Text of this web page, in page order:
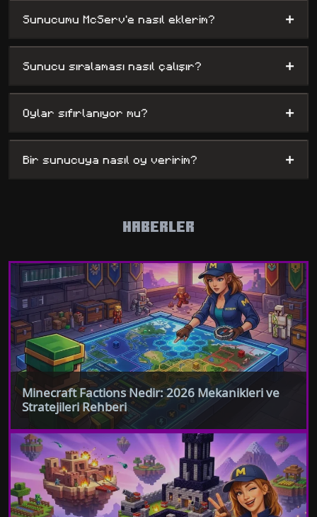
Sunucumu McServ'e nasıl eklerim? +
Sunucu sıralaması nasıl çalışır? +
Oylar sıfırlanıyor mu? +
Bir sunucuya nasıl oy veririm? +
HABERLER
Minecraft Factions Nedir: 2026 Mekanikleri ve
Stratejileri Rehberi